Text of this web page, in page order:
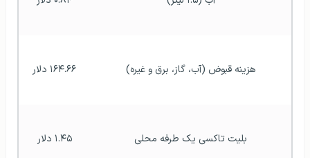
هزینه قبوض (آب، گاز، برق و غیره) ۱۶۴.۶۶ دلار
بلیت تاکسی یک طرفه محلی ۱.۴۵ دلار